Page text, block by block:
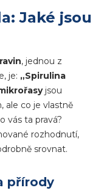
Jaké jsou
, jednou z
je: „Spirulina
jsou
ale co je vlastně
vás ta pravá?
rozhodnutí,
srovnat.
přírody